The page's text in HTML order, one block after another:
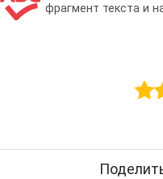
фрагмент текста и